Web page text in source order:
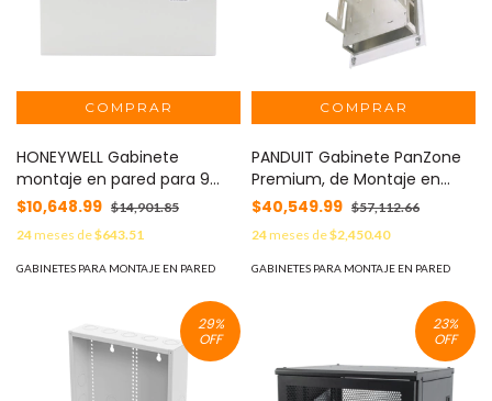
HONEYWELL Gabinete
montaje en pared para 9
tarjetas modulares PW7000
MOD: PW5K2ENC1
$10,648.99 $14,901.85
24meses de$643.51
GABINETES PARA MONTAJE EN PARED
PANDUIT Gabinete PanZone
Premium, de Montaje en
Techo, Con 8 UR Para Equipo
Pasivo, Fabricado en Acero,
Color Blanco MOD: PZICE
$40,549.99 $57,112.66
24meses de$2,450.40
GABINETES PARA MONTAJE EN PARED
29%
OFF
23%
OFF